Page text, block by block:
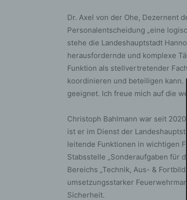
Dr. Axel von der Ohe, Dezernent
Personalentscheidung „eine
stehe die Landeshauptstadt
herausfordernde und komplexe
Funktion als stellvertretender
koordinieren und beteiligen
geeignet. Ich freue mich auf die
Christoph Bahlmann war seit
ist er im Dienst der
leitende Funktionen in wichtigen
Stabsstelle „Sonderaufgaben für
Bereichs „Technik, Aus- &
umsetzungsstarker
Sicherheit.